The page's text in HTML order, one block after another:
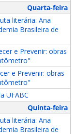
Quarta-feira
literária: Ana
Brasileira de
e Prevenir: obras
e Prevenir: obras
UFABC
Quinta-feira
literária: Ana
Brasileira de